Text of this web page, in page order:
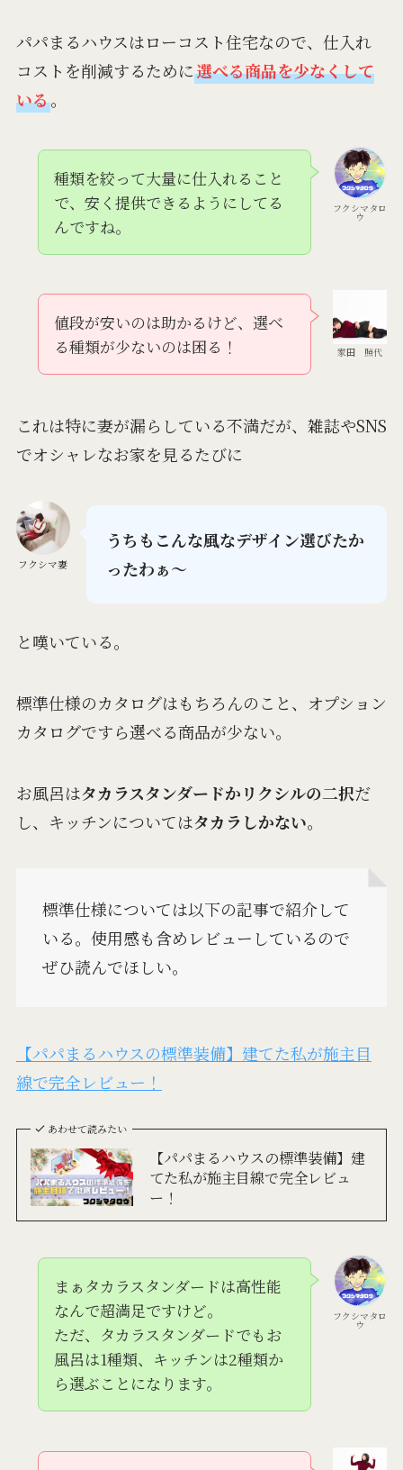
パパまるハウスはローコスト住宅なので、仕入れ
コストを削減するために選べる商品を少なくして
いる。
フクシマタロ
ウ
種類を絞って大量に仕入れること
で、安く提供できるようにしてる
んですね。
家田 照代
値段が安いのは助かるけど、選べ
る種類が少ないのは困る！
これは特に妻が漏らしている不満だが、雑誌やSNS
でオシャレなお家を見るたびに
フクシマ妻
うちもこんな風なデザイン選びたか
ったわぁ〜
と嘆いている。
標準仕様のカタログはもちろんのこと、オプション
カタログですら選べる商品が少ない。
お風呂はタカラスタンダードかリクシルの二択だ
し、キッチンについてはタカラしかない。
標準仕様については以下の記事で紹介して
いる。使用感も含めレビューしているので
ぜひ読んでほしい。
【パパまるハウスの標準装備】建てた私が施主目
線で完全レビュー！
あわせて読みたい
【パパまるハウスの標準装備】建
てた私が施主目線で完全レビュ
ー！
フクシマタロ
ウ
まぁタカラスタンダードは高性能
なんで超満足ですけど。
ただ、タカラスタンダードでもお
風呂は1種類、キッチンは2種類か
ら選ぶことになります。